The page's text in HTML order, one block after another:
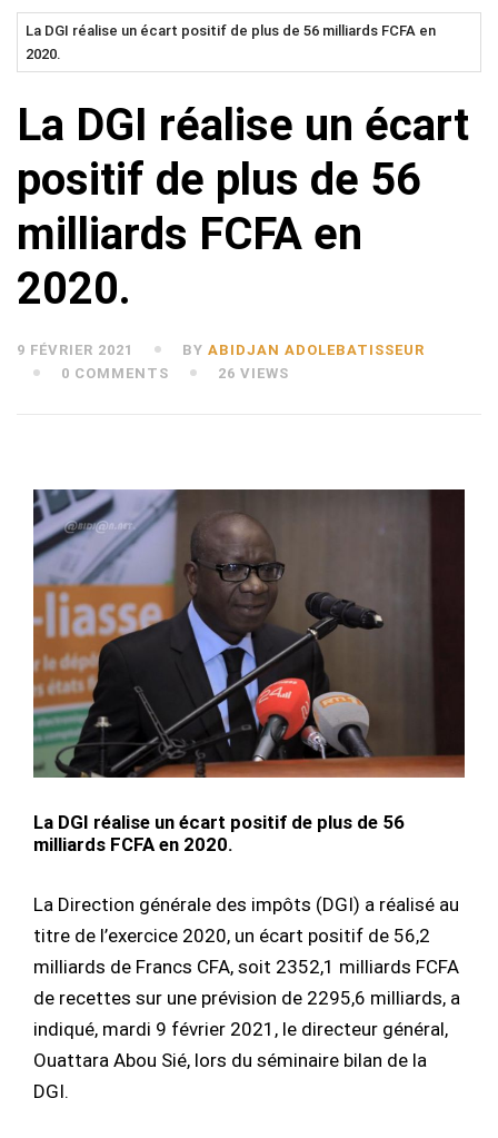
La DGI réalise un écart positif de plus de 56 milliards FCFA en
2020.
La DGI réalise un écart
positif de plus de 56
milliards FCFA en
2020.
9 FÉVRIER 2021 BY ABIDJAN ADOLEBATISSEUR
0 COMMENTS
26 VIEWS
La DGI réalise un écart positif de plus de 56
milliards FCFA en 2020.
La Direction générale des impôts (DGI) a réalisé au
titre de l’exercice 2020, un écart positif de 56,2
milliards de Francs CFA, soit 2352,1 milliards FCFA
de recettes sur une prévision de 2295,6 milliards, a
indiqué, mardi 9 février 2021, le directeur général,
Ouattara Abou Sié, lors du séminaire bilan de la
DGI.